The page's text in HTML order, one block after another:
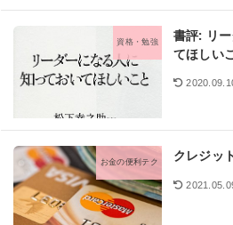
資格・勉強
書評: リ
てほしい
お金の便利テク クレジッ